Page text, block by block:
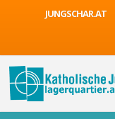
JUNGSCHAR.AT